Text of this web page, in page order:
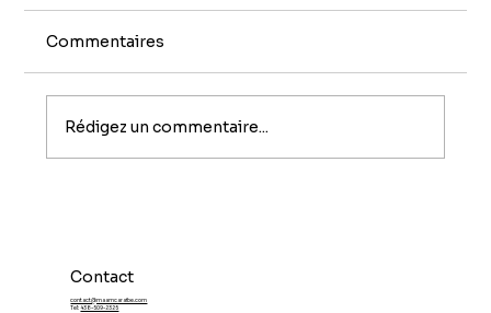
Commentaires
Rédigez un commentaire...
Contact
contact@maamcaraibe.com
Tel:438-509-2325